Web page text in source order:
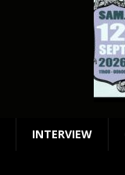
INTERVIEW